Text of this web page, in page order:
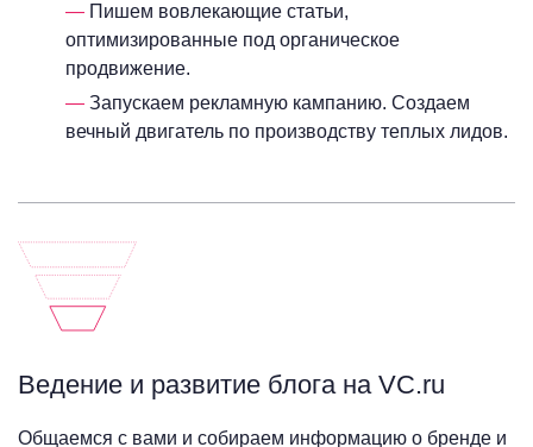
Пишем вовлекающие статьи,
оптимизированные под органическое
продвижение.
Запускаем рекламную кампанию. Создаем
вечный двигатель по производству теплых лидов.
Ведение и развитие блога на VC.ru
Общаемся с вами и собираем информацию о бренде и